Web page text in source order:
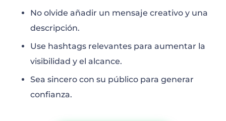
No olvide añadir un mensaje creativo y una
descripción.
Use hashtags relevantes para aumentar la
visibilidad y el alcance.
Sea sincero con su público para generar
confianza.